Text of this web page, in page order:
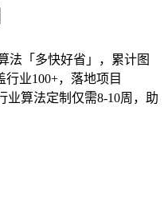
法「多快好省」，累计图
业100+，落地项目
业算法定制仅需8-10周，助